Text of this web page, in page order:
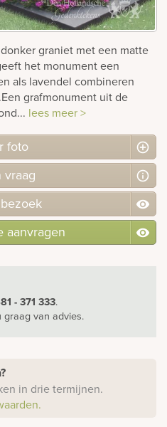
graniet met een matte
het monument een
als lavendel combineren
grafmonument uit de
lees meer >
foto
vraag
bezoek
aanvragen
- 371 333.
graag van advies.
in drie termijnen.